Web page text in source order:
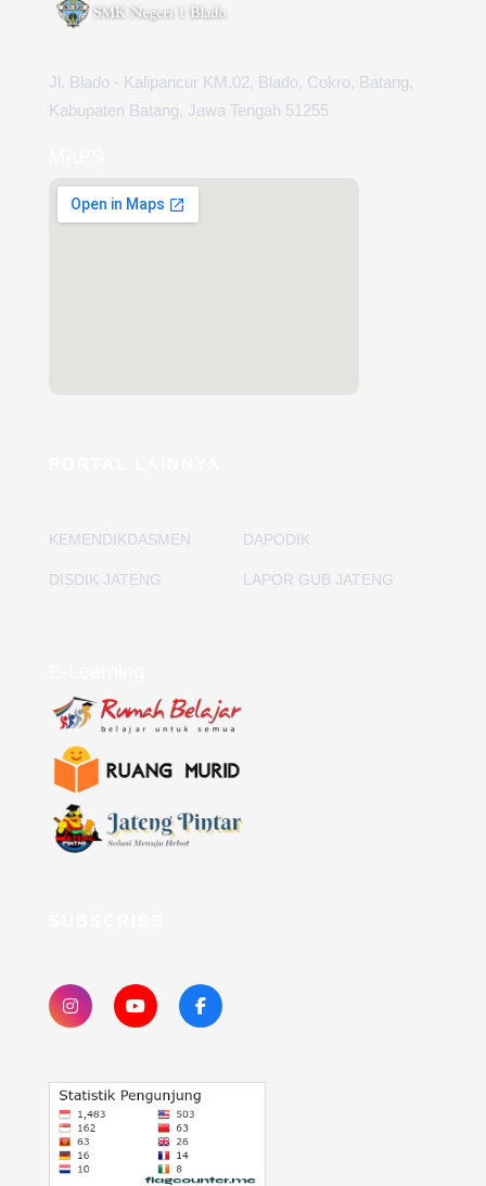
Jl. Blado - Kalipancur KM.02, Blado, Cokro, Batang,
Kabupaten Batang, Jawa Tengah 51255
KEMENDIKDASMEN DAPODIK
DISDIK JATENG LAPOR GUB JATENG